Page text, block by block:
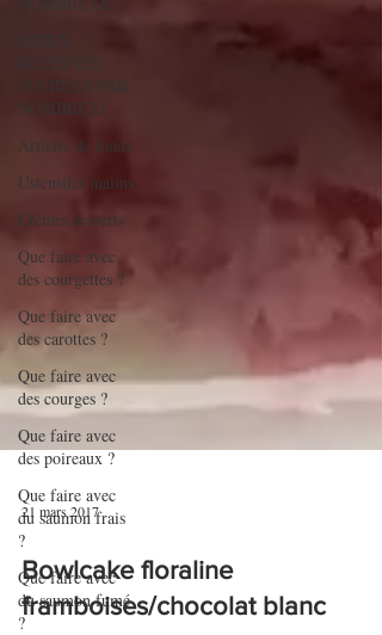
RECETTES
SUCREES PAR
NOMBRE D
Articles de fonds
Ustensiles malins
Crèmes desserts
Que faire avec
des courgettes ?
Que faire avec
des carottes ?
Que faire avec
des courges ?
Que faire avec
des poireaux ?
Que faire avec
du saumon frais
?
Que faire avec
du saumon fumé
?
21 mars 2017
Bowlcake floraline